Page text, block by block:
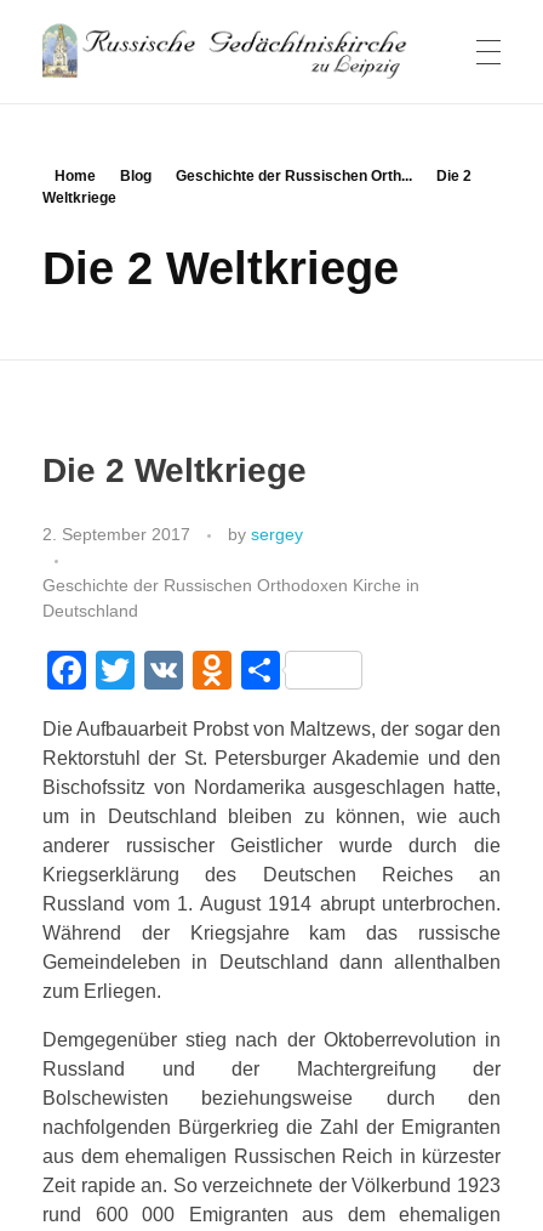
Besucherinformation
Kontakt
Gottesdienste
Aktivitäten
Das Projekt der Ikonenwand
Geschichte
in Deutschland
in Leipzig
Ansichten
Statistik der Taufen
РУССКИЙ
DEUTSCH
ENGLISH
ITALIANO
FRANÇAIS
УКРАЇНСЬКА
日本語
Home Blog Geschichte der Russischen Orth...
Die 2
Weltkriege
Die 2 Weltkriege
Die 2 Weltkriege
2. September 2017 by sergey
Geschichte der Russischen Orthodoxen Kirche in
Deutschland
F
c
e
b
o
o
k
T
tt
er
V
O
n
o
kl
a
ss
ni
ki
T
e
n
Die Aufbauarbeit Probst von Maltzews, der sogar den
Rektorstuhl der St. Petersburger Akademie und den
Bischofssitz von Nordamerika ausgeschlagen hatte,
um in Deutschland bleiben zu können, wie auch
anderer russischer Geistlicher wurde durch die
Kriegserklärung des Deutschen Reiches an
Russland vom 1. August 1914 abrupt unterbrochen.
Während der Kriegsjahre kam das russische
Gemeindeleben in Deutschland dann allenthalben
zum Erliegen.
Demgegenüber stieg nach der Oktoberrevolution in
Russland und der Machtergreifung der
Bolschewisten beziehungsweise durch den
nachfolgenden Bürgerkrieg die Zahl der Emigranten
aus dem ehemaligen Russischen Reich in kürzester
Zeit rapide an. So verzeichnete der Völkerbund 1923
rund 600 000 Emigranten aus dem ehemaligen